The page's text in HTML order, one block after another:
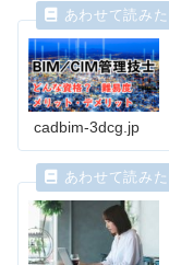
cadbim-3dcg.jp